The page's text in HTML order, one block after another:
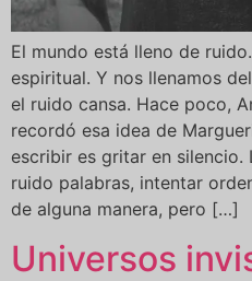
El mundo está lleno de
espiritual. Y nos llenamos
el ruido cansa. Hace poco,
recordó esa idea de
escribir es gritar en
ruido palabras, intentar
de alguna manera, pero […]
Universos